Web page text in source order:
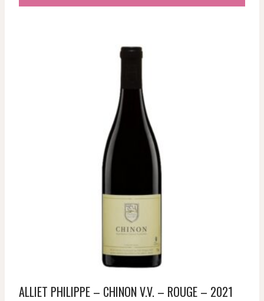
ALLIET PHILIPPE – CHINON V.V. – ROUGE – 2021